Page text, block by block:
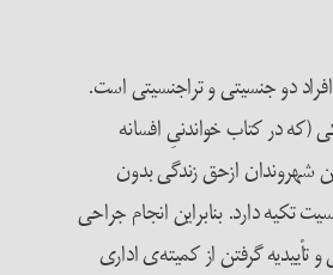
دو جنسیتی و تراجنسیتی است.
با رعایت یک سری مقررات اداری و پزشکی (که در کتاب خواندنیِ افسانه
شهروندان ازحق زندگی بدون
تکیه دارد. بنابراین انجام جراحی
گرفتن از کمیته‌ی اداری